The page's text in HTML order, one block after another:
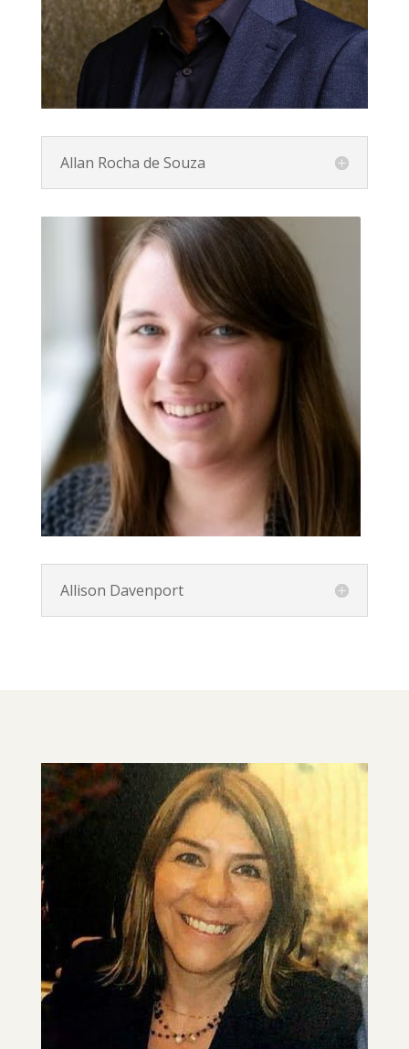
Allan Rocha de Souza
Allison Davenport